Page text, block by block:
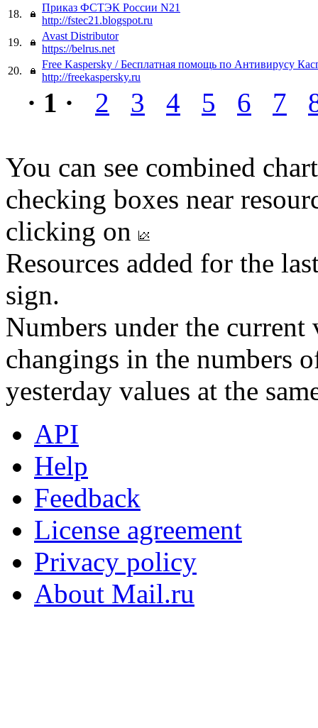
18.
Приказ ФСТЭК России N21
http://fstec21.blogspot.ru
19.
Avast Distributor
https://belrus.net
20.
Free Kaspersky / Бесплатная помощь по Антивирусу
http://freekaspersky.ru
· 1 · 2 3 4 5 6 7
You can see combined
checking boxes near
clicking on
Resources added for the
sign.
Numbers under the
changings in the numbers
yesterday values at the
API
Help
Feedback
License agreement
Privacy policy
About Mail.ru